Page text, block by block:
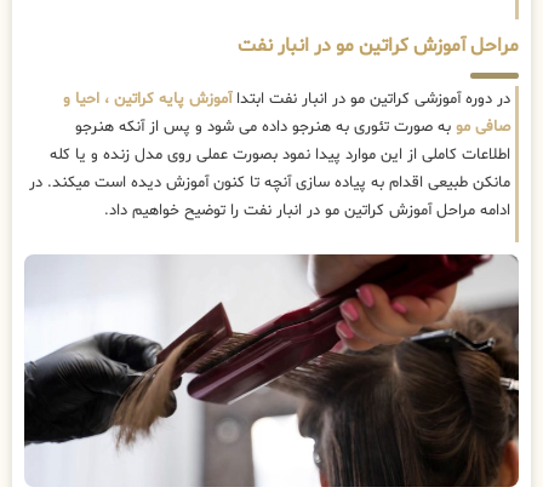
مراحل آموزش کراتین مو در انبار نفت
در دوره آموزشی کراتین مو در انبار نفت ابتداآموزش پایه کراتین ، احیا و
صافی مو به صورت تئوری به هنرجو داده می شود و پس از آنکه هنرجو
اطلاعات کاملی از این موارد پیدا نمود بصورت عملی روی مدل زنده و یا کله
مانکن طبیعی اقدام به پیاده سازی آنچه تا کنون آموزش دیده است میکند. در
ادامه مراحل آموزش کراتین مو در انبار نفت را توضیح خواهیم داد.